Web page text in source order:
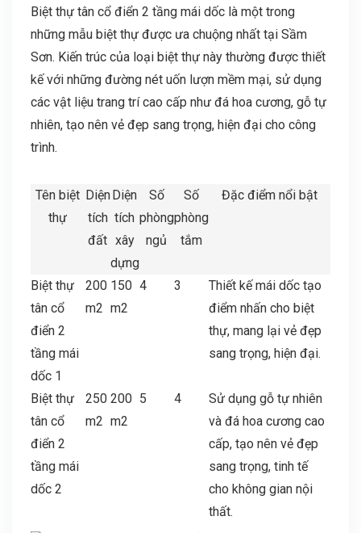
Biệt thự tân cổ điển 2 tầng mái dốc là một trong
những mẫu biệt thự được ưa chuộng nhất tại Sầm
Sơn. Kiến trúc của loại biệt thự này thường được thiết
kế với những đường nét uốn lượn mềm mại, sử dụng
các vật liệu trang trí cao cấp như đá hoa cương, gỗ tự
nhiên, tạo nên vẻ đẹp sang trọng, hiện đại cho công
trình.
Tên biệt
thự
Diện
tích
đất
Diện
tích
xây
dựng
Số
phòng
ngủ
Số
phòng
tắm
Đặc điểm nổi bật
Biệt thự
tân cổ
điển 2
tầng mái
dốc 1
200
m2
150
m2
4 3
Thiết kế mái dốc tạo
điểm nhấn cho biệt
thự, mang lại vẻ đẹp
sang trọng, hiện đại.
Biệt thự
tân cổ
điển 2
tầng mái
dốc 2
250
m2
200
m2
5 4
Sử dụng gỗ tự nhiên
và đá hoa cương cao
cấp, tạo nên vẻ đẹp
sang trọng, tinh tế
cho không gian nội
thất.